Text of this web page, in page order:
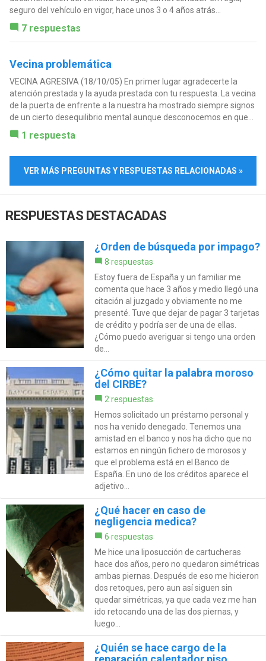
seguro del vehículo en vigor, hace unos 3 o 4 años atrás...
7 respuestas
Vecina problemática
VECINA AGRESIVA (18/10/05) En primer lugar agradecerte la
atención prestada y la ayuda prestada con tu respuesta. La vecina
de la puerta de enfrente a la nuestra ha mostrado siempre signos
de un cierto desequilibrio mental aunque desconocemos en que...
1 respuesta
VER MÁS PREGUNTAS Y RESPUESTAS RELACIONADAS »
RESPUESTAS DESTACADAS
¿Orden de búsqueda por impago?
8 respuestas
Estoy fuera de España y un familiar me
comenta que hace 3 años y medio llegó una
citación al juzgado y obviamente no me
presenté. Tuve que dejar de pagar 3 tarjetas
de crédito y podría ser de una de ellas.
¿Cómo puedo averiguar si tengo una orden
de...
¿Cómo quitar la palabra moroso
del CIRBE?
2 respuestas
Hemos solicitado un préstamo personal y
nos ha venido denegado. Tenemos una
amistad en el banco y nos ha dicho que no
estamos en ningún fichero de morosos y
que el problema está en el Banco de
España. En uno de los créditos aparece el
adjetivo...
¿Qué hacer en caso de
negligencia medica?
6 respuestas
Me hice una liposucción de cartucheras
hace dos años, pero no quedaron simétricas
ambas piernas. Después de eso me hicieron
dos retoques, pero aun así siguen sin
quedar simétricas, ya que cada vez me han
ido retocando una de las dos piernas, y
luego...
¿Quién se hace cargo de la